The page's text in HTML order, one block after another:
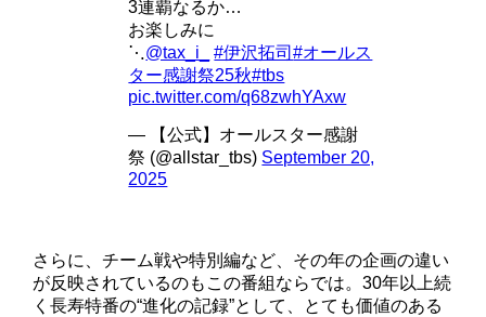
3連覇なるか…
お楽しみに
⋱ @tax_i_ #伊沢拓司#オールス
ター感謝祭25秋#tbs
pic.twitter.com/q68zwhYAxw
— 【公式】オールスター感謝
祭 (@allstar_tbs) September 20,
2025
さらに、チーム戦や特別編など、その年の企画の違い
が反映されているのもこの番組ならでは。30年以上続
く長寿特番の“進化の記録”として、とても価値のある